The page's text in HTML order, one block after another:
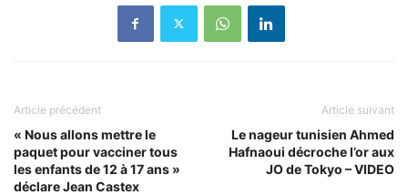
Article précédent
« Nous allons mettre le
paquet pour vacciner tous
les enfants de 12 à 17 ans »
déclare Jean Castex
Article suivant
Le nageur tunisien Ahmed
Hafnaoui décroche l’or aux
JO de Tokyo – VIDEO